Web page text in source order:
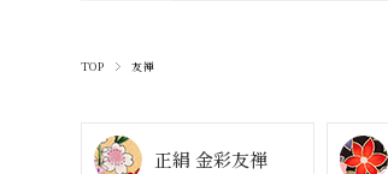
TOP 友禅
正絹 金彩友禅